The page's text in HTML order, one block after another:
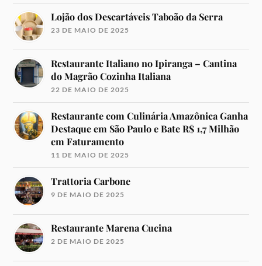
Lojão dos Descartáveis Taboão da Serra
23 DE MAIO DE 2025
Restaurante Italiano no Ipiranga – Cantina
do Magrão Cozinha Italiana
22 DE MAIO DE 2025
Restaurante com Culinária Amazônica Ganha
Destaque em São Paulo e Bate R$ 1,7 Milhão
em Faturamento
11 DE MAIO DE 2025
Trattoria Carbone
9 DE MAIO DE 2025
Restaurante Marena Cucina
2 DE MAIO DE 2025